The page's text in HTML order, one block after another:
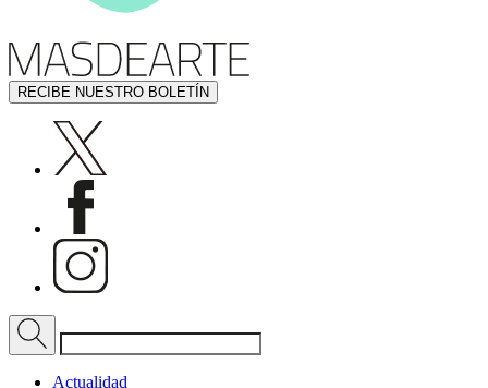
RECIBE NUESTRO BOLETÍN
Actualidad